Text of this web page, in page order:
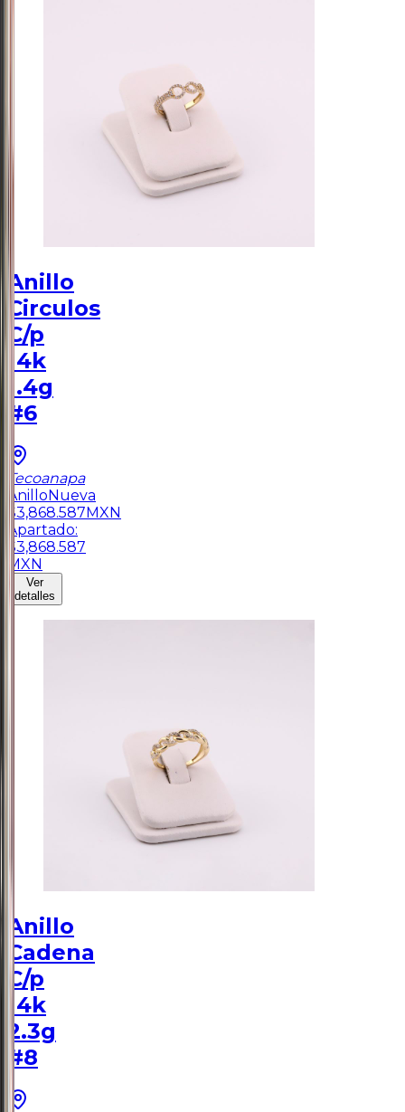
Anillo
Circulos
C/p
14k
1.4g
#6
Tecoanapa
AnilloNueva
$3,868.587MXN
Apartado:
$3,868.587
MXN
Ver
detalles
Anillo
Cadena
C/p
14k
2.3g
#8